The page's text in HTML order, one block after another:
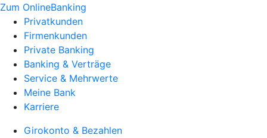
Zum OnlineBanking
Privatkunden
Firmenkunden
Private Banking
Banking & Verträge
Service & Mehrwerte
Meine Bank
Karriere
Girokonto & Bezahlen